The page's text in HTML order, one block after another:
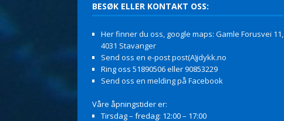
BESØK ELLER KONTAKT OSS:
Her finner du oss, google maps: Gamle Forusvei 11,
4031 Stavanger
Send oss en e-post post(A)jdykk.no
Ring oss 51890506 eller 90853229
Send oss en melding på Facebook
Våre åpningstider er:
Tirsdag – fredag: 12:00 – 17:00